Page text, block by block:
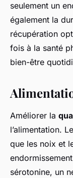
seulement un
également la
récupération
fois à la santé
bien-être
Améliorer la
l’alimentation.
que les noix et
sérotonine, un